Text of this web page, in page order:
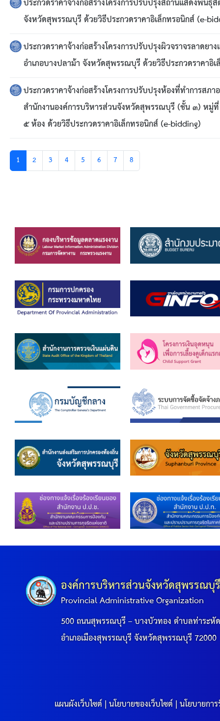
จังหวัดสุพรรณบุรี ด้วยวิธีประกวดราคาอิเล็กทรอนิกส์ (e-
ประกวดราคาจ้างก่อสร้างโครงการปรับปรุงผิวจราจรลาด
อำเภอบางปลาม้า จังหวัดสุพรรณบุรี ด้วยวิธีประกวดราคาอิ
ประกวดราคาจ้างก่อสร้างโครงการปรับปรุงห้องที่ทำการส
สำนักงานองค์การบริหารส่วนจังหวัดสุพรรณบุรี (ชั้น ๓) หมู่
๕ ห้อง ด้วยวิธีประกวดราคาอิเล็กทรอนิกส์ (e-bidding)
1 2 3 4 5 6 7 8
องค์การบริหารส่วนจังหวัดสุพรรณบุ
Provincial Administrative Organization
500 ถนนสุพรรณบุรี – บางบัวทอง ตำบลท่าระหั
อำเภอเมืองสุพรรณบุรี จังหวัดสุพรรณบุรี 72000
แผนผังเว็บไซต์|นโยบายของเว็บไซต์|นโยบายกา